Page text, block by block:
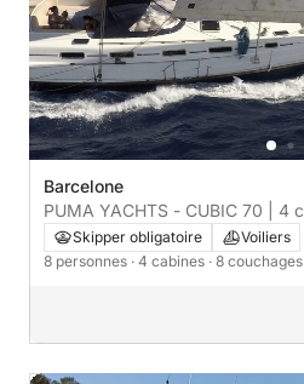
Barcelone
PUMA YACHTS - CUBIC 70 | 4
Skipper obligatoire
Voiliers
8 personnes · 4 cabines · 8 couchages